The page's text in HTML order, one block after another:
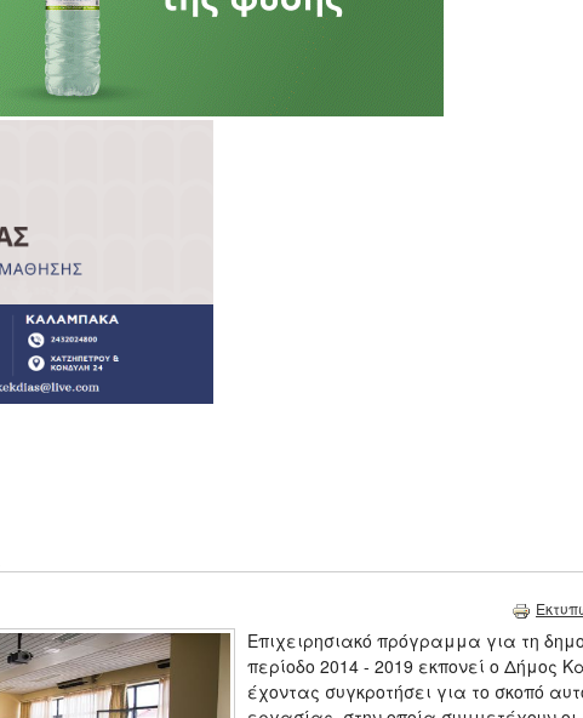
Επιχειρησιακό πρόγραμμα για τη
περίοδο 2014 - 2019 εκπονεί ο Δήμος
έχοντας συγκροτήσει για το σκοπό